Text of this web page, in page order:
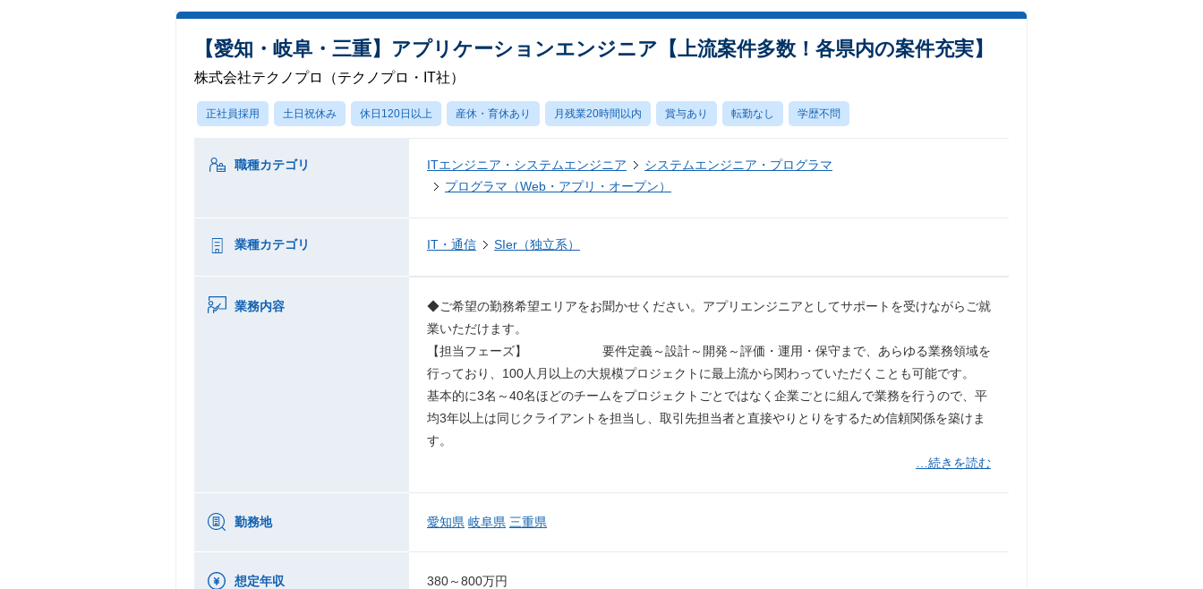
【愛知・岐阜・三重】アプリケーションエンジニア【上流案件多数！各県内の案件充実】
株式会社テクノプロ（テクノプロ・IT社）
正社員採用 土日祝休み 休日120日以上 産休・育休あり 月残業20時間以内 賞与あり 転勤なし 学歴不問
職種カテゴリ ITエンジニア・システムエンジニア
システムエンジニア・プログラマ
プログラマ（Web・アプリ・オープン）
業種カテゴリ IT・通信 SIer（独立系）
業務内容
◆ご希望の勤務希望エリアをお聞かせください。アプリエンジニアとしてサポートを受けながらご就
業いただけます。
【担当フェーズ】 要件定義～設計～開発～評価・運用・保守まで、あらゆる業務領域を
行っており、100人月以上の大規模プロジェクトに最上流から関わっていただくことも可能です。
基本的に3名～40名ほどのチームをプロジェクトごとではなく企業ごとに組んで業務を行うので、平
均3年以上は同じクライアントを担当し、取引先担当者と直接やりとりをするため信頼関係を築けま
す。
…続きを読む
勤務地 愛知県 岐阜県 三重県
想定年収 380～800万円